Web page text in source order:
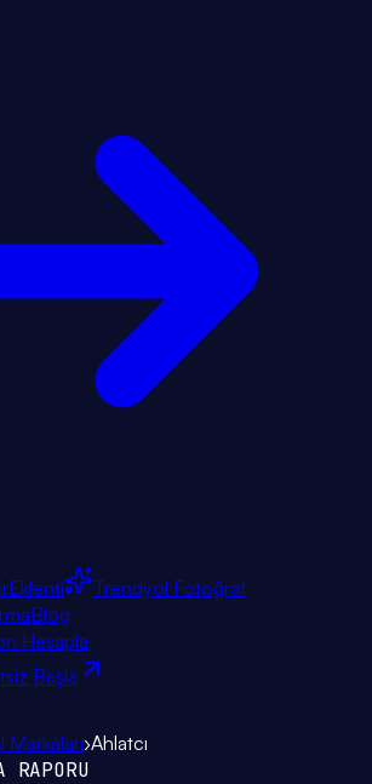
Eklenti
Trendyol Fotoğraf
Blog
Hesapla
Başla
›Ahlatcı
RAPORU